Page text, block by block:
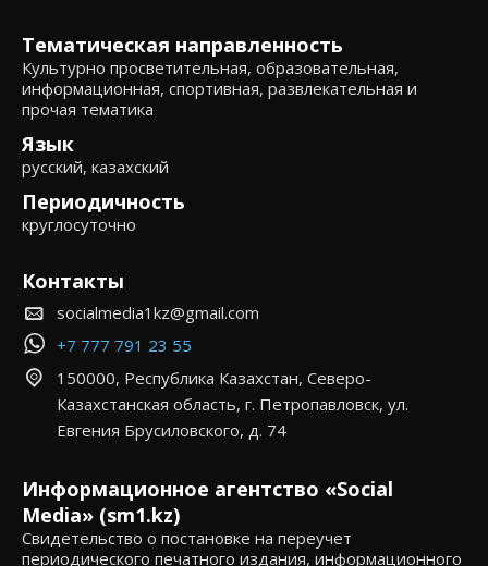
Тематическая направленность
Культурно просветительная, образовательная,
информационная, спортивная, развлекательная и
прочая тематика
Язык
русский, казахский
Периодичность
круглосуточно
Контакты
socialmedia1kz@gmail.com
+7 777 791 23 55
150000, Республика Казахстан, Северо-
Казахстанская область, г. Петропавловск, ул.
Евгения Брусиловского, д. 74
Информационное агентство «Social
Media» (sm1.kz)
Свидетельство о постановке на переучет
периодического печатного издания, информационного